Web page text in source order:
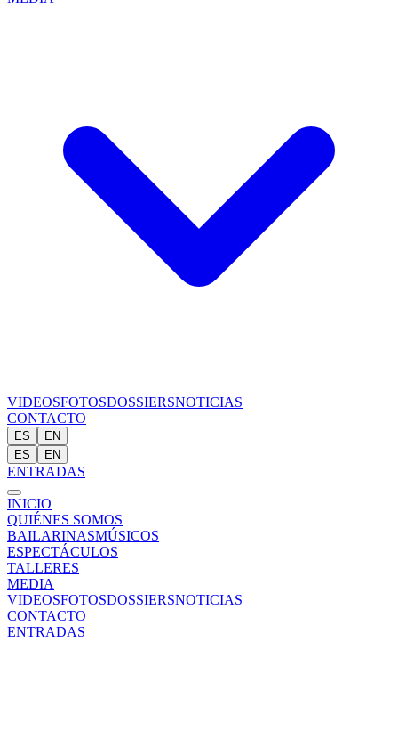
VIDEOSFOTOSDOSSIERSNOTICIAS
CONTACTO
ES
EN
ES
EN
ENTRADAS
INICIO
QUIÉNES SOMOS
BAILARINASMÚSICOS
ESPECTÁCULOS
TALLERES
MEDIA
VIDEOSFOTOSDOSSIERSNOTICIAS
CONTACTO
ENTRADAS